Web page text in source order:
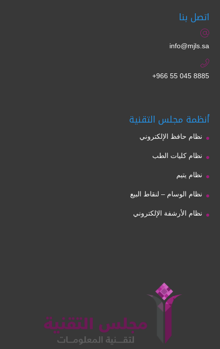
اتصل بنا
info@mjls.sa
+966 55 045 8885
أنظمة مجلس التقنية
نظام حافظ الإلكتروني
نظام كليات الطب
نظام يتيم
نظام الوسام – لنقاط البيع
نظام الأرشفة الإلكتروني